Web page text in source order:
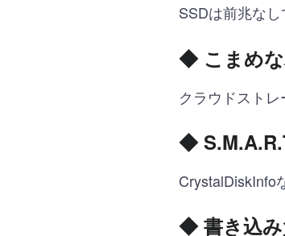
SSDは前兆なし
◆ こまめ
クラウドスト
◆
CrystalDiskInfo
◆ 書き込み